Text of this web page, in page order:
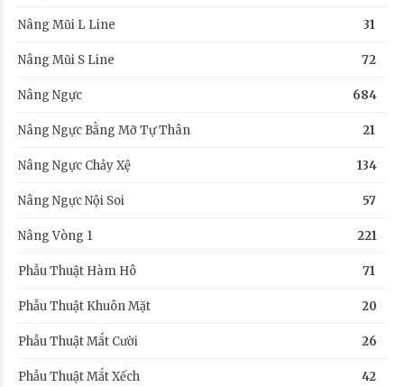
Nâng Mũi L Line 31
Nâng Mũi S Line 72
Nâng Ngực 684
Nâng Ngực Bằng Mỡ Tự Thân 21
Nâng Ngực Chảy Xệ 134
Nâng Ngực Nội Soi 57
Nâng Vòng 1 221
Phẫu Thuật Hàm Hô 71
Phẫu Thuật Khuôn Mặt 20
Phẫu Thuật Mắt Cười 26
Phẫu Thuật Mắt Xếch 42